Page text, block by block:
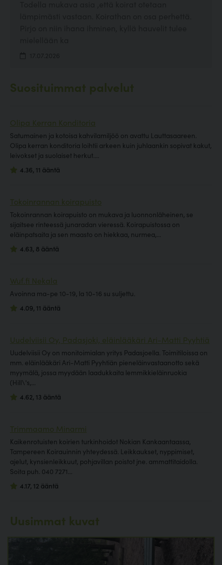
Suosituimmat palvelut
Olipa Kerran Konditoria
Satumainen ja kotoisa kahvilamiljöö on avattu Lauttasaareen.
Olipa kerran konditoria loihtii arkeen kuin juhlaankin sopivat kakut,
leivokset ja suolaiset herkut....
4.36, 11 ääntä
Tokoinrannan koirapuisto
Tokoinrannan koirapuisto on mukava ja luonnonläheinen, se
sijaitsee rinteessä junaradan vieressä. Koirapuistossa on
eläinpatsaita ja sen maasto on hiekkaa, nurmea,...
4.63, 8 ääntä
Wuf.fi Nekala
Avoinna ma-pe 10-19, la 10-16 su suljettu.
4.09, 11 ääntä
Uudelviisii Oy, Padasjoki, eläinlääkäri Ari-Matti Pyyhtiä
Uudelviisii Oy on monitoimialan yritys Padasjoella. Toimitiloissa on
mm. eläinlääkäri Ari-Matti Pyyhtiän pieneläinvastaanotto sekä
myymälä, jossa myydään laadukkaita lemmikkieläinruokia
(Hill\'s,...
4.62, 13 ääntä
Trimmaamo Minarmi
Kaikenrotuisten koirien turkinhoidot Nokian Kankaantaassa,
Tampereen Koirauinnin yhteydessä. Leikkaukset, nyppimiset,
ajelut, kynsienleikkuut, pohjavillan poistot jne. ammattitaidolla.
Soita puh. 040 7271...
4.17, 12 ääntä
Uusimmat kuvat